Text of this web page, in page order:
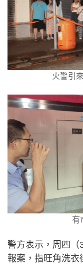
火警引
有
警方表示，周四（
報案，指旺角洗衣